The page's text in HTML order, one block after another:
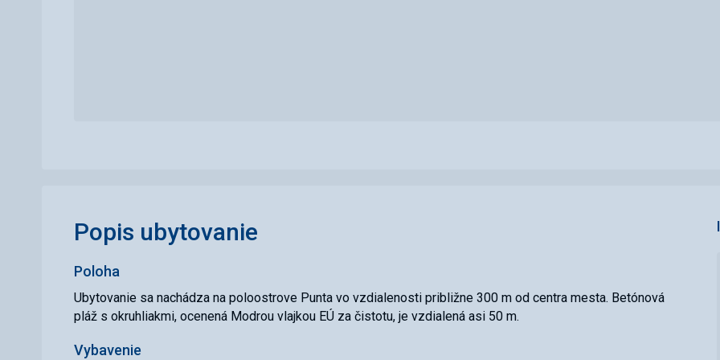
Popis ubytovanie
Poloha
Ubytovanie sa nachádza na poloostrove Punta vo vzdialenosti približne 300 m od centra mesta. Betónová
pláž s okruhliakmi, ocenená Modrou vlajkou EÚ za čistotu, je vzdialená asi 50 m.
Vybavenie